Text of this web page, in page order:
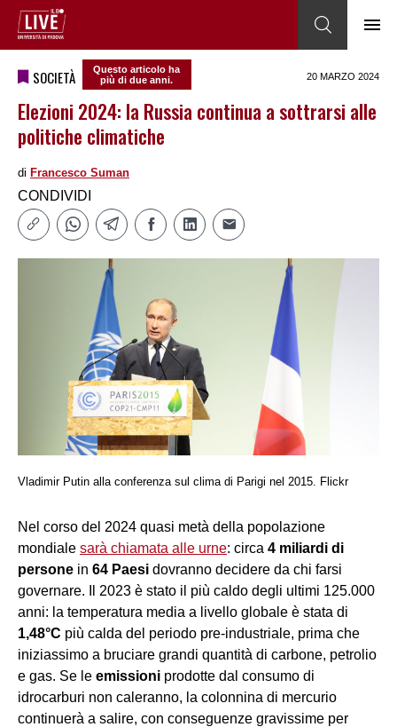
SOCIETÀ
Questo articolo ha
più di due anni.
20 MARZO 2024
Elezioni 2024: la Russia continua a sottrarsi alle
politiche climatiche
di Francesco Suman
CONDIVIDI
Vladimir Putin alla conferenza sul clima di Parigi nel 2015. Flickr
Nel corso del 2024 quasi metà della popolazione
mondiale sarà chiamata alle urne: circa 4 miliardi di
persone in 64 Paesi dovranno decidere da chi farsi
governare. Il 2023 è stato il più caldo degli ultimi 125.000
anni: la temperatura media a livello globale è stata di
1,48°C più calda del periodo pre-industriale, prima che
iniziassimo a bruciare grandi quantità di carbone, petrolio
e gas. Se le emissioni prodotte dal consumo di
idrocarburi non caleranno, la colonnina di mercurio
continuerà a salire, con conseguenze gravissime per